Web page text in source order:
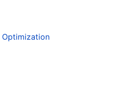
Optimization